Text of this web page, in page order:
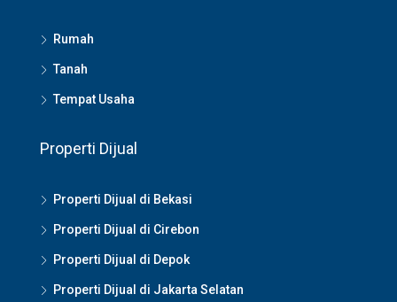
Rumah
Tanah
Tempat Usaha
Properti Dijual
Properti Dijual di Bekasi
Properti Dijual di Cirebon
Properti Dijual di Depok
Properti Dijual di Jakarta Selatan